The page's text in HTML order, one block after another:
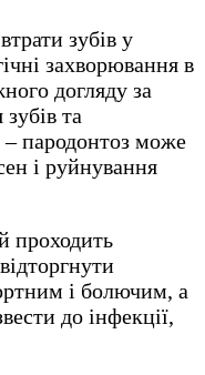
зубів у
захворювання в
догляду за
та
– пародонтоз може
і руйнування
проходить
і болючим, а
до інфекції,